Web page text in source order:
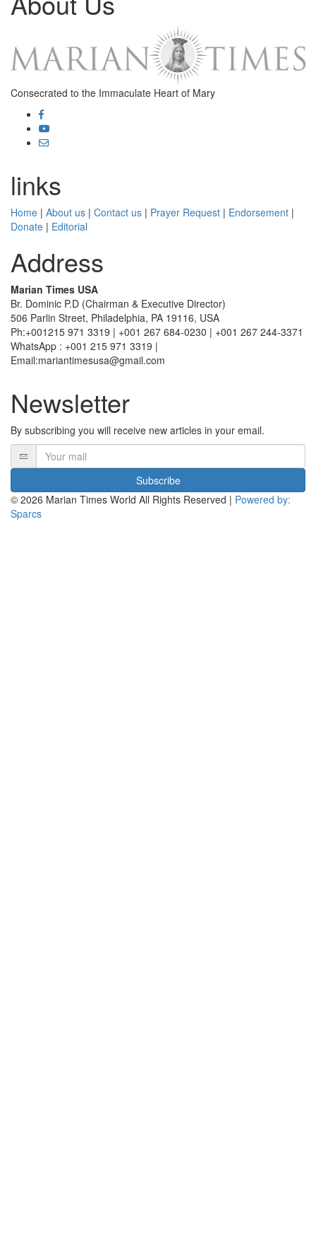
Consecrated to the Immaculate Heart of Mary
links
Home | About us | Contact us | Prayer Request | Endorsement |
Donate | Editorial
Address
Marian Times USA
Br. Dominic P.D (Chairman & Executive Director)
506 Parlin Street, Philadelphia, PA 19116, USA
Ph:+001215 971 3319 | +001 267 684-0230 | +001 267 244-3371
WhatsApp : +001 215 971 3319 |
Email:mariantimesusa@gmail.com
Newsletter
By subscribing you will receive new articles in your email.
Subscribe
© 2026 Marian Times World All Rights Reserved | Powered by:
Sparcs